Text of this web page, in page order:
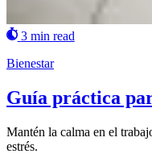
3 min read
Bienestar
Guía práctica
Mantén la calma en el
estrés.